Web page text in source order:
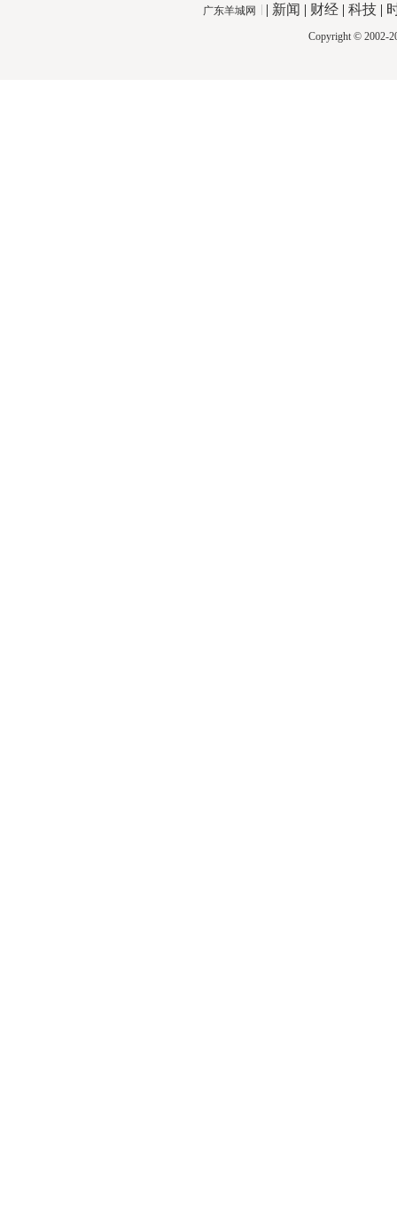
广东羊城网 | 新闻 | 财经 | 科技 |
Copyright © 2002-